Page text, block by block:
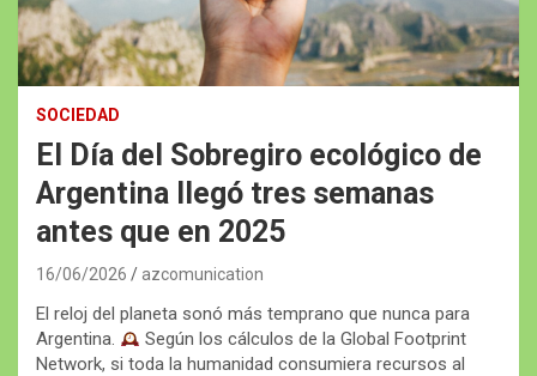
SOCIEDAD
El Día del Sobregiro ecológico de
Argentina llegó tres semanas
antes que en 2025
16/06/2026 azcomunication
El reloj del planeta sonó más temprano que nunca para
Argentina.
Según los cálculos de la Global Footprint
Network, si toda la humanidad consumiera recursos al